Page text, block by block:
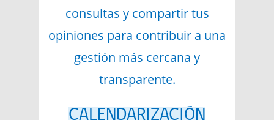
consultas y compartir tus
opiniones para contribuir a una
gestión más cercana y
transparente.
CALENDARIZACIÓN